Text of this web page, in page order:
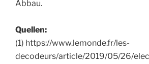
Abbau.
Quellen:
(1) https://www.lemonde.fr/les-
decodeurs/article/2019/05/26/